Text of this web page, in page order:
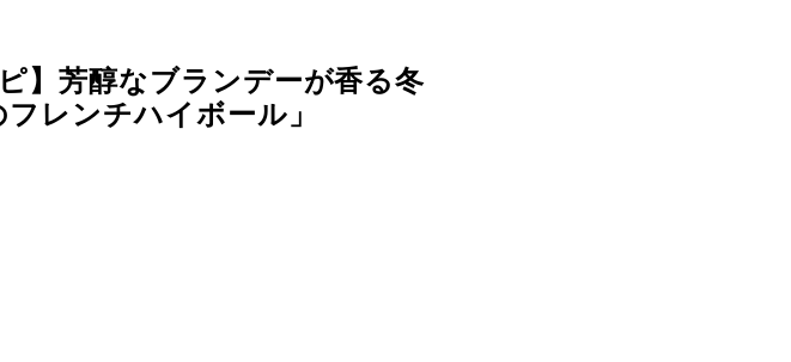
】芳醇なブランデーが香る冬
レンチハイボール」